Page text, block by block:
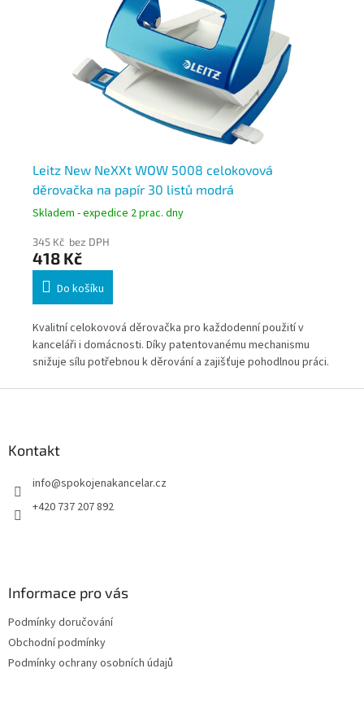
Leitz New NeXXt WOW 5008 celokovová
děrovačka na papír 30 listů modrá
Skladem - expedice 2 prac. dny
345 Kč bez DPH
418 Kč
Do košíku
Kvalitní celokovová děrovačka pro každodenní použití v
kanceláři i domácnosti. Díky patentovanému mechanismu
snižuje sílu potřebnou k děrování a zajišťuje pohodlnou práci.
Kontakt
info@spokojenakancelar.cz
+420 737 207 892
Informace pro vás
Podmínky doručování
Obchodní podmínky
Podmínky ochrany osobních údajů